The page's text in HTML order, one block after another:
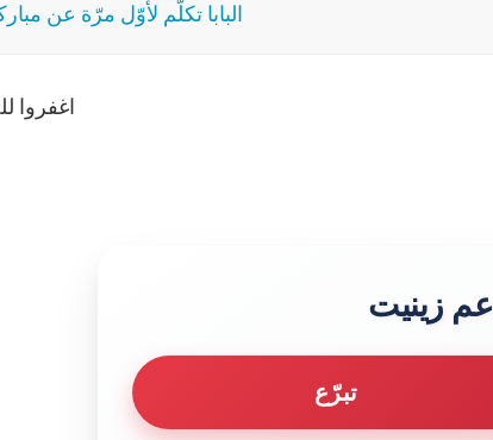
البابا تكلّم لأوّل مرّة عن
اغفروا
زينيت
تبرّع